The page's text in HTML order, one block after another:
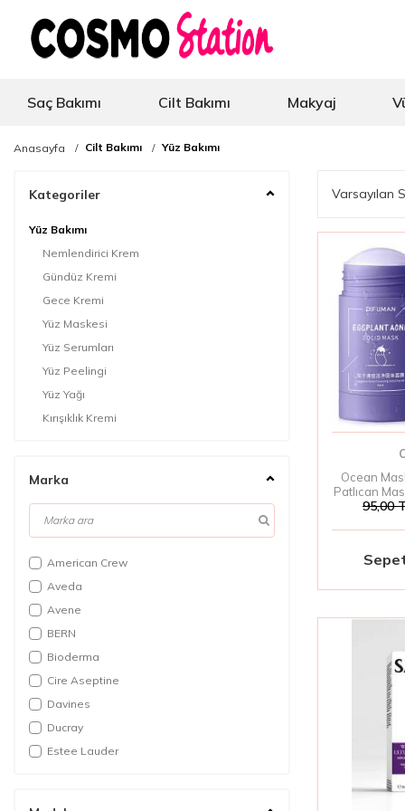
Saç Bakımı Cilt Bakımı Makyaj
Anasayfa Cilt Bakımı Yüz Bakımı
Kategoriler
Yüz Bakımı
Nemlendirici Krem
Gündüz Kremi
Gece Kremi
Yüz Maskesi
Yüz Serumları
Yüz Peelingi
Yüz Yağı
Kırışıklık Kremi
Marka
American Crew
Aveda
Avene
BERN
Bioderma
Cire Aseptine
Davines
Ducray
Estee Lauder
Ocean
Patlıcan
95,00